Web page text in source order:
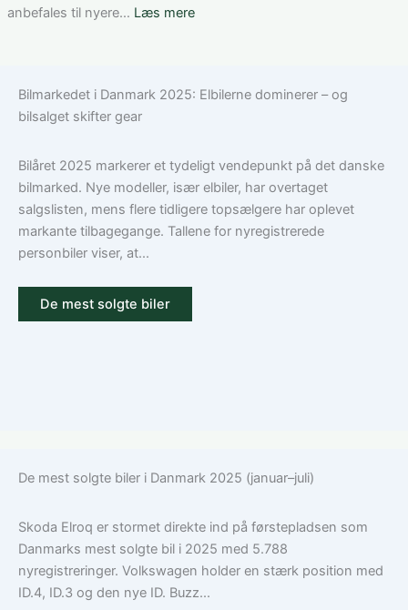
3:
den
anbefales til nyere… Læs mere:
bilforsikring
Guide
til
ansvar,
kasko
Bilmarkedet i Danmark 2025: Elbilerne dominerer – og
bilsalget skifter gear
Bilåret 2025 markerer et tydeligt vendepunkt på det danske
bilmarked. Nye modeller, især elbiler, har overtaget
salgslisten, mens flere tidligere topsælgere har oplevet
markante tilbagegange. Tallene for nyregistrerede
personbiler viser, at...
De mest solgte biler
De mest solgte biler i Danmark 2025 (januar–juli)
Skoda Elroq er stormet direkte ind på førstepladsen som
Danmarks mest solgte bil i 2025 med 5.788
nyregistreringer. Volkswagen holder en stærk position med
ID.4, ID.3 og den nye ID. Buzz...